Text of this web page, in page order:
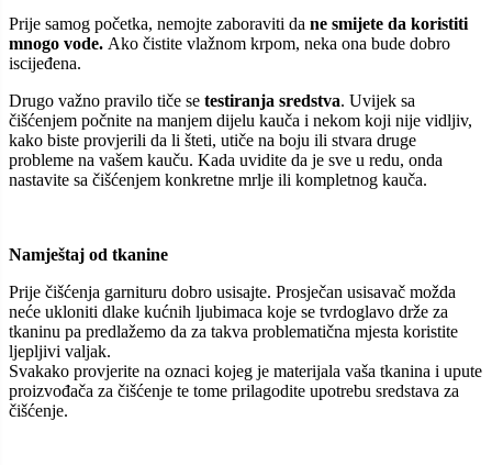
Prije samog početka, nemojte zaboraviti da ne smijete da koristiti
mnogo vode. Ako čistite vlažnom krpom, neka ona bude dobro
iscijeđena.
Drugo važno pravilo tiče se testiranja sredstva. Uvijek sa
čišćenjem počnite na manjem dijelu kauča i nekom koji nije vidljiv,
kako biste provjerili da li šteti, utiče na boju ili stvara druge
probleme na vašem kauču. Kada uvidite da je sve u redu, onda
nastavite sa čišćenjem konkretne mrlje ili kompletnog kauča.
Namještaj od tkanine
Prije čišćenja garnituru dobro usisajte. Prosječan usisavač možda
neće ukloniti dlake kućnih ljubimaca koje se tvrdoglavo drže za
tkaninu pa predlažemo da za takva problematična mjesta koristite
ljepljivi valjak.
Svakako provjerite na oznaci kojeg je materijala vaša tkanina i upute
proizvođača za čišćenje te tome prilagodite upotrebu sredstava za
čišćenje.